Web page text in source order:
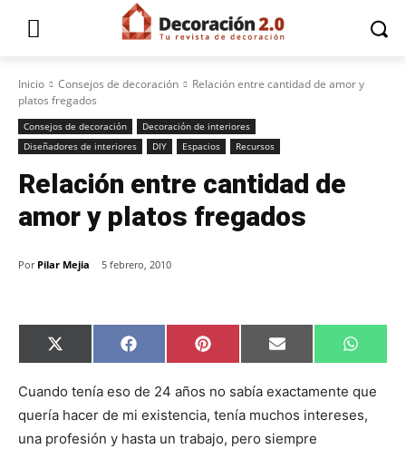
Inicio Consejos de decoración
Relación entre cantidad de amor y
platos fregados
Consejos de decoración
Decoración de interiores
Diseñadores de interiores
DIY Espacios Recursos
Relación entre cantidad de
amor y platos fregados
Por Pilar Mejia 5 febrero, 2010
C
o
p
r
i
X
(
w
t
t
e
C
o
p
r
i
F
a
e
o
o
k
C
o
p
r
t
i
P
i
t
r
e
s
C
o
p
r
i
E
m
i
C
o
p
a
r
W
h
t
s
A
Cuando tenía eso de 24 años no sabía exactamente que
quería hacer de mi existencia, tenía muchos intereses,
una profesión y hasta un trabajo, pero siempre